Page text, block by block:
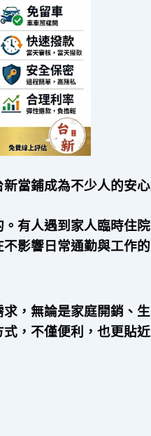
當鋪成為不少人的安
有人遇到家人臨時住
影響日常通勤與工作
，無論是家庭開銷、
，不僅便利，也更貼